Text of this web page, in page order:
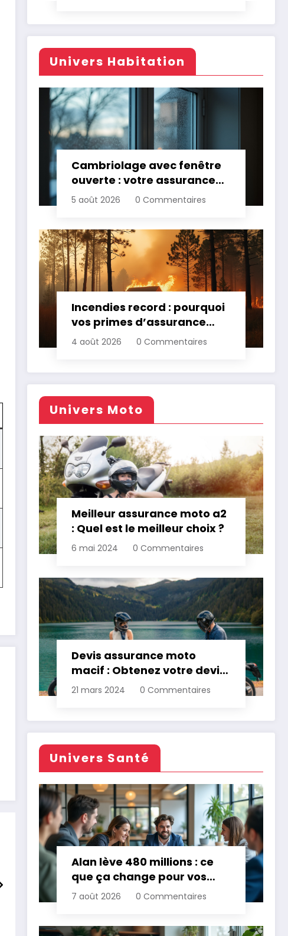
Univers Habitation
Cambriolage avec fenêtre
ouverte : votre assurance
paie-t-elle ?
5 août 2026 0 Commentaires
Incendies record : pourquoi
vos primes d’assurance
vont augmenter
4 août 2026 0 Commentaires
Univers Moto
Meilleur assurance moto a2
: Quel est le meilleur choix ?
6 mai 2024 0 Commentaires
Devis assurance moto
macif : Obtenez votre devis
personnalisé
21 mars 2024 0 Commentaires
Univers Santé
Alan lève 480 millions : ce
que ça change pour vos
assurances
7 août 2026 0 Commentaires